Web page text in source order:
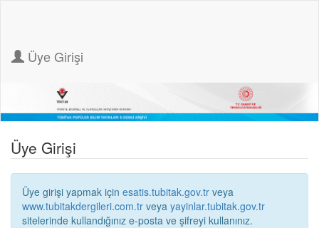
Üye Girişi
Üye Girişi
Üye girişi yapmak için esatis.tubitak.gov.tr veya
www.tubitakdergileri.com.tr veya yayinlar.tubitak.gov.tr
sitelerinde kullandığınız e-posta ve şifreyi kullanınız.